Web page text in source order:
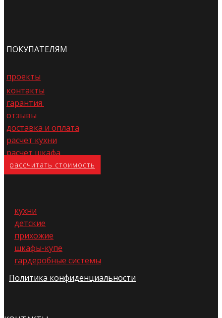
ПОКУПАТЕЛЯМ
проекты
контакты
гарантия
отзывы
доставка и оплата
расчет кухни
расчет шкафа
расс​читать стоимость
кухни
детские
прихожие
шкафы-купе
гардеробные системы
Политика конфиденциальности